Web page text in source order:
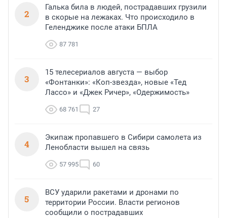
2
Галька била в людей, пострадавших грузили
в скорые на лежаках. Что происходило в
Геленджике после атаки БПЛА
87 781
3
15 телесериалов августа — выбор
«Фонтанки»: «Коп-звезда», новые «Тед
Лассо» и «Джек Ричер», «Одержимость»
68 761 27
4
Экипаж пропавшего в Сибири самолета из
Ленобласти вышел на связь
57 995 60
5
ВСУ ударили ракетами и дронами по
территории России. Власти регионов
сообщили о пострадавших